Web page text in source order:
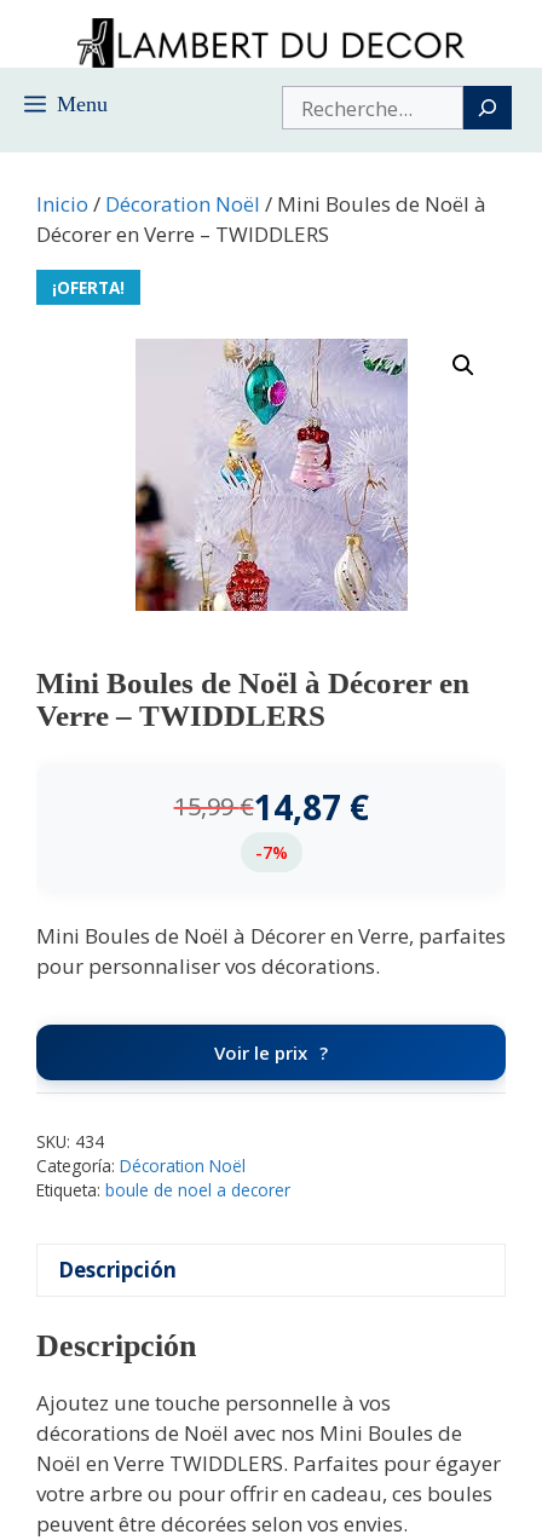
contenido
Menu Buscar
Inicio / Décoration Noël / Mini Boules de Noël à
Décorer en Verre – TWIDDLERS
¡OFERTA!
Mini Boules de Noël à Décorer en
Verre – TWIDDLERS
15,99€14,87 €
-7%
Mini Boules de Noël à Décorer en Verre, parfaites
pour personnaliser vos décorations.
Voir le prix
SKU: 434
Categoría: Décoration Noël
Etiqueta: boule de noel a decorer
Descripción
Descripción
Ajoutez une touche personnelle à vos
décorations de Noël avec nos Mini Boules de
Noël en Verre TWIDDLERS. Parfaites pour égayer
votre arbre ou pour offrir en cadeau, ces boules
peuvent être décorées selon vos envies.